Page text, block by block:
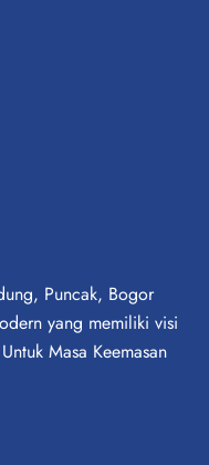
Puncak, Bogor
yang memiliki visi
Masa Keemasan